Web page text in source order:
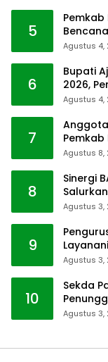
5
Agustus 4,
6
Bupati
2026,
Agustus 4,
7
Anggota
Pemkab
Agustus 8,
8
Sinergi
Agustus 3,
9
Agustus 3,
10
Sekda
Agustus 3,